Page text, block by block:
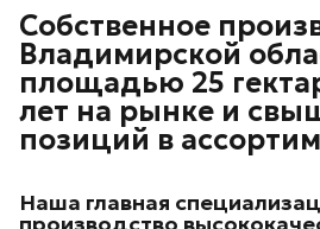
Собственное
Владимирской
площадью 25
лет на рынке и
позиций в
Наша главная
производство